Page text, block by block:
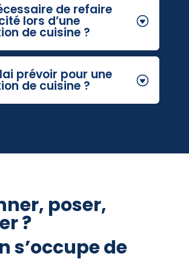
de refaire
lors d’une
de cuisine ?
prévoir pour une
de cuisine ?
poser,
?
s’occupe de